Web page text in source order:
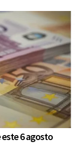
este 6 agosto